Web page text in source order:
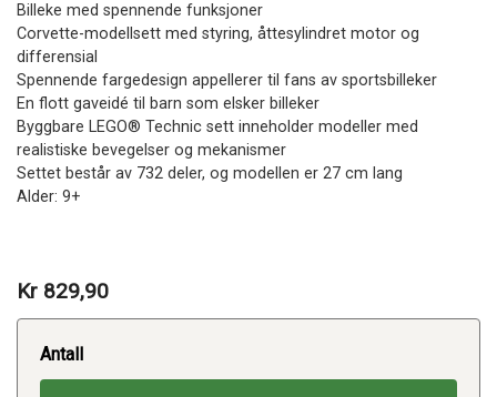
Billeke med spennende funksjoner
Corvette-modellsett med styring, åttesylindret motor og
differensial
Spennende fargedesign appellerer til fans av sportsbilleker
En flott gaveidé til barn som elsker billeker
Byggbare LEGO® Technic sett inneholder modeller med
realistiske bevegelser og mekanismer
Settet består av 732 deler, og modellen er 27 cm lang
Alder: 9+
Kr 829,90
Antall